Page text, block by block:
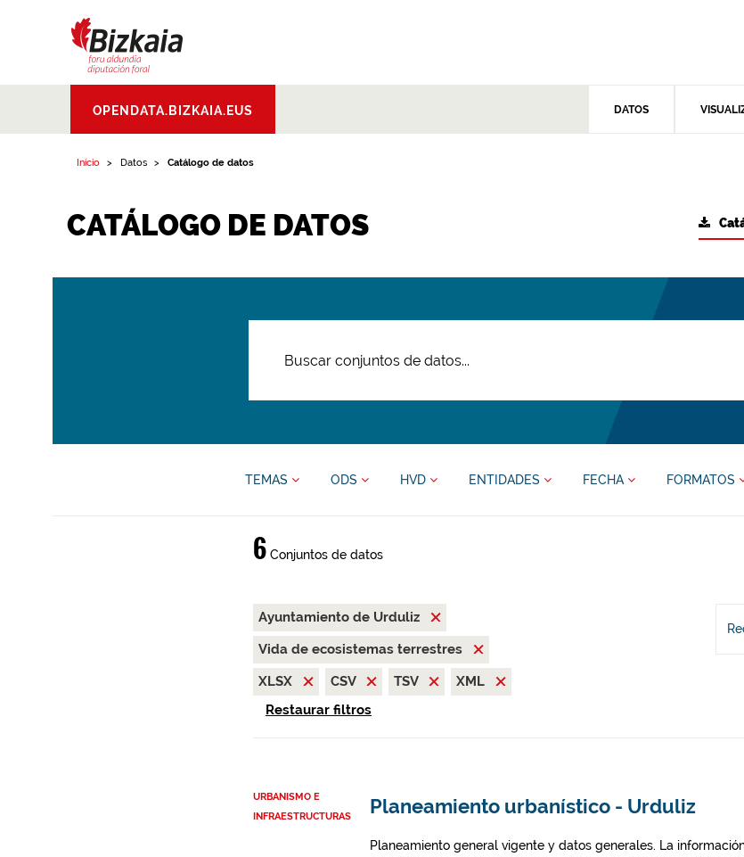
Aldundia.Diputacion
Foral de Bizkaia
OPENDATA.BIZKAIA.EUS DATOS
Inicio Datos Catálogo de datos
CATÁLOGO DE DATOS
TEMAS ODS HVD ENTIDADES FECHA FORMATOS
6Conjuntos de datos
Ayuntamiento de Urduliz
Vida de ecosistemas terrestres
XLSX
CSV TSV
XML
Restaurar filtros
URBANISMO E
INFRAESTRUCTURAS
Planeamiento urbanístico - Urduliz
Planeamiento general vigente y datos generales. La